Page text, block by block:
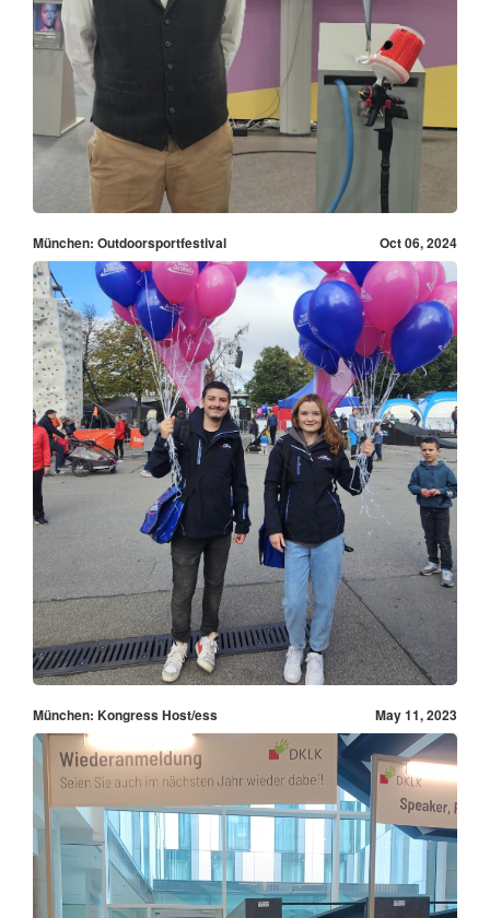
München: Outdoorsportfestival Oct 06, 2024
München: Kongress Host/ess May 11, 2023